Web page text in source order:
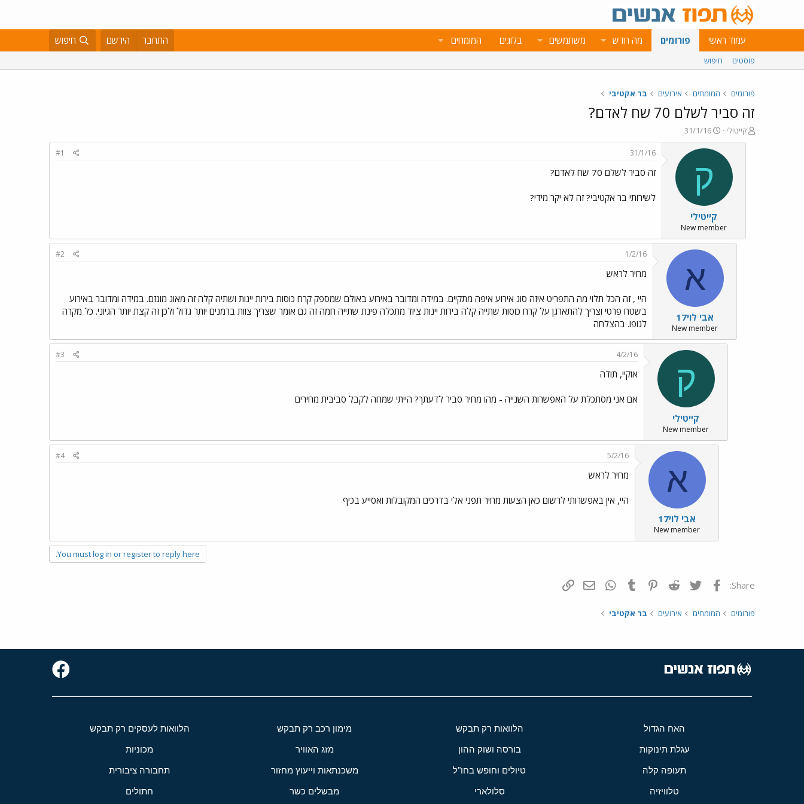
עמוד ראשי פורומים מה חדש משתמשים בלוגים המומחים התחבר הירשם חיפוש
פוסטים חיפוש
פורומים המומחים אירועים בר אקטיבי
זה סביר לשלם 70 שח לאדם?
פ
ו
קייטילי
פ
ו
ר
ם
ב
א
ר
י
ך
31/1/16
ק
קייטילי
New member
31/1/16
#1
זה סביר לשלם 70 שח לאדם?
לשירותי בר אקטיבי? זה לא יקר מידי?
א
אבי לוי17
New member
1/2/16
#2
מחיר לראש
היי , זה הכל תלוי מה התפריט איזה סוג אירוע איפה מתקיים. במידה ומדובר באירוע באולם שמספק קרח כוסות בירות יינות ושתיה קלה זה מאוג מוגזם. במידה ומדובר באירוע
בשטח פרטי וצריך להתארגן על קרח כוסות שתייה קלה בירות יינות ציוד מתכלה פינת שתייה חמה זה גם אומר שצריך צוות ברמנים יותר גדול ולכן זה קצת יותר הגיוני. כל מקרה
לגופו. בהצלחה
ק
קייטילי
New member
4/2/16
#3
אוקיי, תודה
אם אני מסתכלת על האפשרות השנייה - מהו מחיר סביר לדעתך? הייתי שמחה לקבל סביבית מחירים
א
אבי לוי17
New member
5/2/16
#4
מחיר לראש
היי, אין באפשרותי לרשום כאן הצעות מחיר תפני אלי בדרכים המקובלות ואסייע בכיף
You must log in or register to reply here.
Share: פייסבוק Twitter
Reddit
Pinterest
Tumblr
WhatsAppדואר אלקטרוני
פורומים המומחים אירועים בר אקטיבי
האח הגדול הלוואות רק תבקש מימון רכב רק תבקש הלוואות לעסקים רק תבקש
עגלת תינוקות בורסה ושוק ההון מזג האוויר מכוניות
תעופה קלה טיולים וחופש בחו"ל משכנתאות וייעוץ מחזור תחבורה ציבורית
טלוויזיה סלולארי מבשלים כשר חתולים